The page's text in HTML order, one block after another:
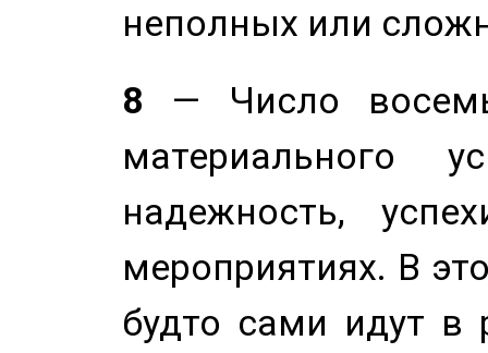
неполных или
8 — Число
материального
надежность,
мероприятиях. В
будто сами идут в